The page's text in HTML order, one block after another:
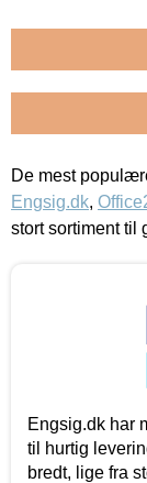
De mest
Engsig.dk,
stort sortiment til
Engsig.dk har
til hurtig
bredt, lige fra